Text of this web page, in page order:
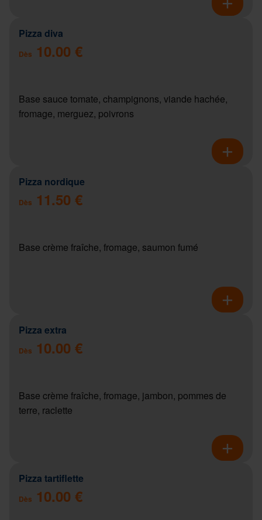
Pizza diva
Dès 10.00 €
Base sauce tomate, champignons, viande hachée,
fromage, merguez, poivrons
Pizza nordique
Dès 11.50 €
Base crème fraîche, fromage, saumon fumé
Pizza extra
Dès 10.00 €
Base crème fraîche, fromage, jambon, pommes de
terre, raclette
Pizza tartiflette
Dès 10.00 €